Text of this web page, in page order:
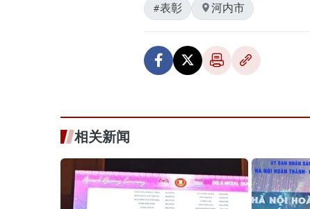
#表彰
河内市
相关新闻